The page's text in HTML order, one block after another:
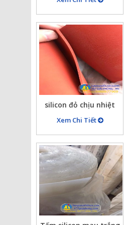
15x12mm
silicon đỏ chịu nhiệt
dày 4mm rộng 1m
cuộn năng khoảng 40
Xem Chi Tiết